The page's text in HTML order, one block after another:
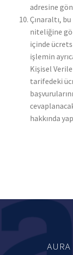
adresine
Çınaraltı,
niteliğine
içinde
işlemin
Kişisel
tarifedeki
hakkında
AURA